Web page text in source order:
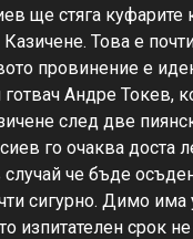
ще стяга куфарите
Това е
провинение е
готвач Андре Токев,
след две
го очаква доста
че бъде
сигурно. Димо има
изпитателен срок